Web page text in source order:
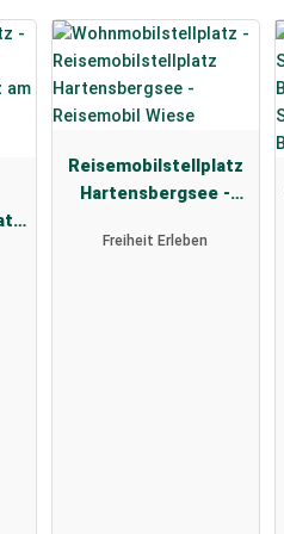
Reisemobilstellplatz
Hartensbergsee -
Freiheit Erleben